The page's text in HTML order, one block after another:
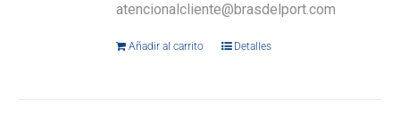
atencionalcliente@brasdelport.com
Añadir al carrito Detalles